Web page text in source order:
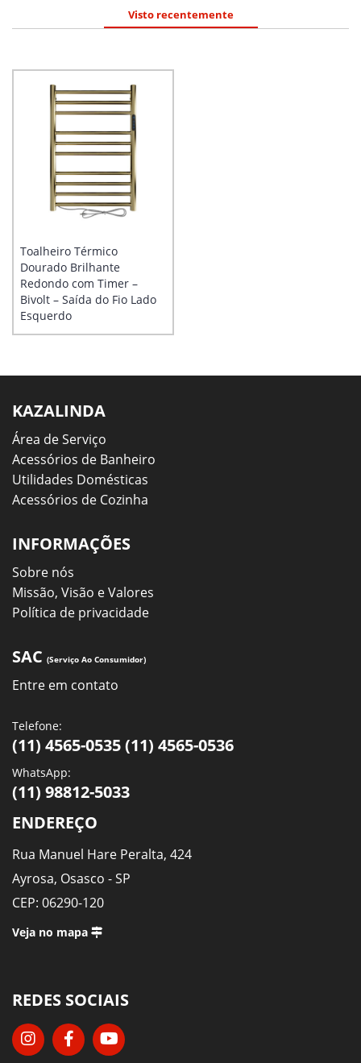
Visto recentemente
Toalheiro Térmico
Dourado Brilhante
Redondo com Timer –
Bivolt – Saída do Fio Lado
Esquerdo
KAZALINDA
Área de Serviço
Acessórios de Banheiro
Utilidades Domésticas
Acessórios de Cozinha
INFORMAÇÕES
Sobre nós
Missão, Visão e Valores
Política de privacidade
SAC (Serviço Ao Consumidor)
Entre em contato
Telefone:
(11) 4565-0535 (11) 4565-0536
WhatsApp:
(11) 98812-5033
ENDEREÇO
Rua Manuel Hare Peralta, 424
Ayrosa, Osasco - SP
CEP: 06290-120
Veja no mapa
REDES SOCIAIS